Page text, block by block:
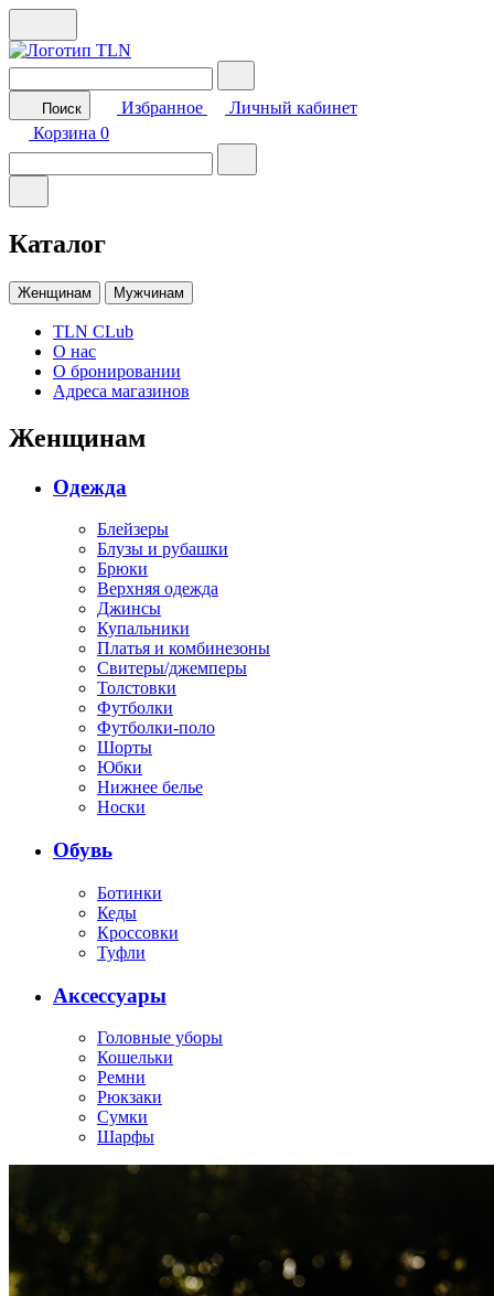
Поиск Избранное
Личный кабинет
Корзина 0
Каталог
Женщинам Мужчинам
TLN CLub
О нас
О бронировании
Адреса магазинов
Женщинам
Одежда
Блейзеры
Блузы и рубашки
Брюки
Верхняя одежда
Джинсы
Купальники
Платья и комбинезоны
Свитеры/джемперы
Толстовки
Футболки
Футболки-поло
Шорты
Юбки
Нижнее белье
Носки
Обувь
Ботинки
Кеды
Кроссовки
Туфли
Аксессуары
Головные уборы
Кошельки
Ремни
Рюкзаки
Сумки
Шарфы